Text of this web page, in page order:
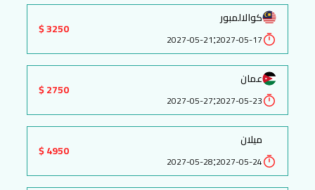
كوالالمبور
2027-05-17
:
2027-05-21
3250 $
عمان
2027-05-23
:
2027-05-27
2750 $
ميلان
2027-05-24
:
2027-05-28
4950 $